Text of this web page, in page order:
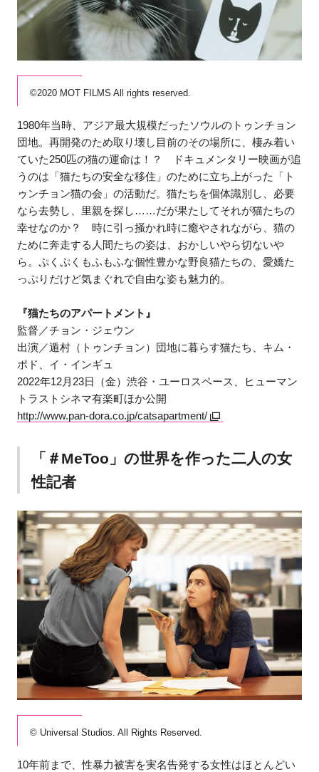
©2020 MOT FILMS All rights reserved.
1980年当時、アジア最大規模だったソウルのトゥンチョン
団地。再開発のため取り壊し目前のその場所に、棲み着い
ていた250匹の猫の運命は！？ ドキュメンタリー映画が追
うのは「猫たちの安全な移住」のために立ち上がった「ト
ゥンチョン猫の会」の活動だ。猫たちを個体識別し、必要
なら去勢し、里親を探し……だが果たしてそれが猫たちの
幸せなのか？ 時に引っ掻かれ時に癒やされながら、猫の
ために奔走する人間たちの姿は、おかしいやら切ないや
ら。ぷくぷくもふもふな個性豊かな野良猫たちの、愛嬌た
っぷりだけど気まぐれで自由な姿も魅力的。
『猫たちのアパートメント』
監督／チョン・ジェウン
出演／遁村（トゥンチョン）団地に暮らす猫たち、キム・
ポド、イ・インギュ
2022年12月23日（金）渋谷・ユーロスペース、ヒューマン
トラストシネマ有楽町ほか公開
http://www.pan-dora.co.jp/catsapartment/
「＃MeToo」の世界を作った二人の女
性記者
© Universal Studios. All Rights Reserved.
10年前まで、性暴力被害を実名告発する女性はほとんどい